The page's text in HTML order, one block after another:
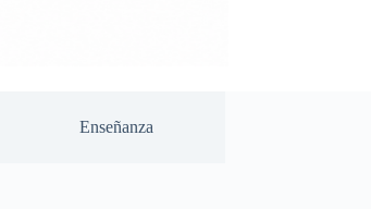
Enseñanza